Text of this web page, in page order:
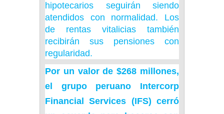
hipotecarios seguirán siendo
atendidos con normalidad. Los
de rentas vitalicias también
recibirán sus pensiones con
regularidad.
Por un valor de $268 millones,
el grupo peruano Intercorp
Financial Services (IFS) cerró